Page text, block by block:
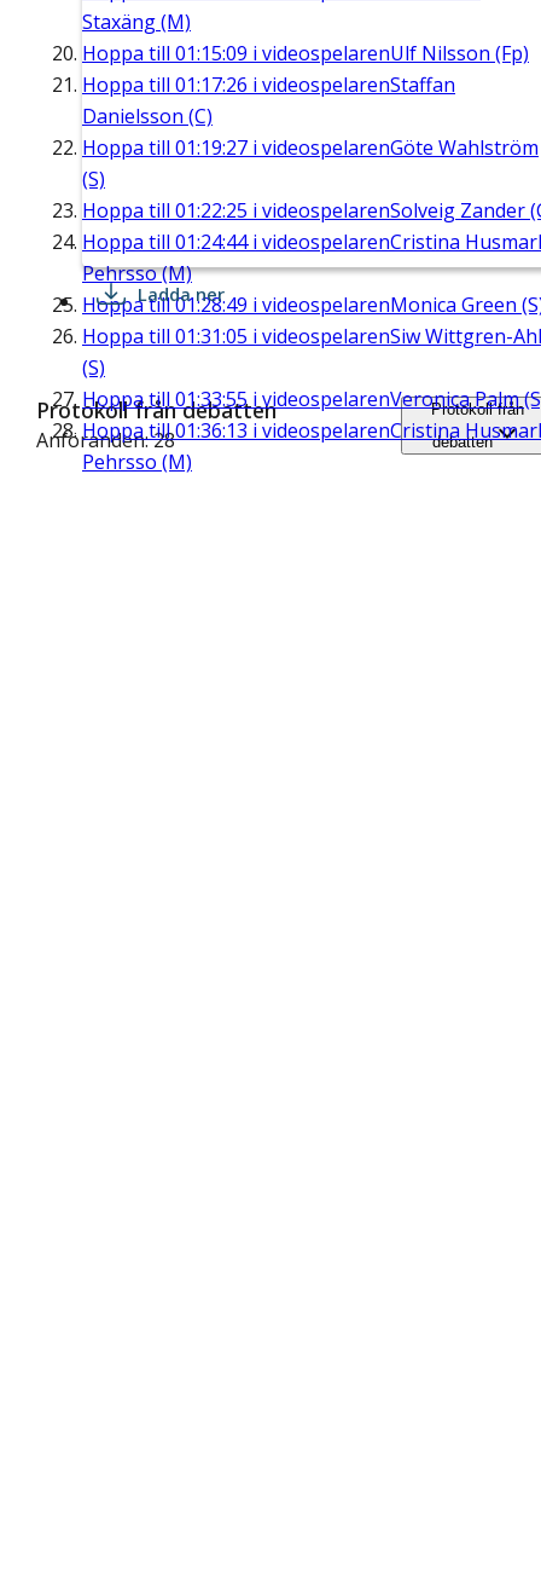
Staxäng (M)
Hoppa till 01:15:09 i videospelarenUlf Nilsson (Fp)
Hoppa till 01:17:26 i videospelarenStaffan
Danielsson (C)
Hoppa till 01:19:27 i videospelarenGöte Wahlström
(S)
Hoppa till 01:22:25 i videospelarenSolveig Zander
Hoppa till 01:24:44i videospelarenCristina
Pehrsso (M)
Hoppa till01:28:49 i videospelarenMonica Green
Hoppa till 01:31:05 i videospelarenSiw Wittgren-Ahl
(S)
Hoppa till 01:33:55 i videospelarenVeronica Palm
Hoppa till01:36:13 i videospelarenCristina
Pehrsso (M)
Ladda ner
Protokoll från debatten
Anföranden: 28
Protokoll från
debatten